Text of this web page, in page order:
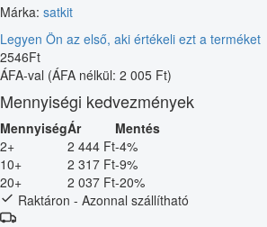
Márka: satkit
Legyen Ön az első, aki értékeli ezt a terméket
2546Ft
ÁFA-val (ÁFA nélkül: 2 005 Ft)
Mennyiségi kedvezmények
MennyiségÁr
Mentés
2+
2 444 Ft-4%
10+
2 317 Ft-9%
20+
2 037 Ft-20%
Raktáron - Azonnal szállítható